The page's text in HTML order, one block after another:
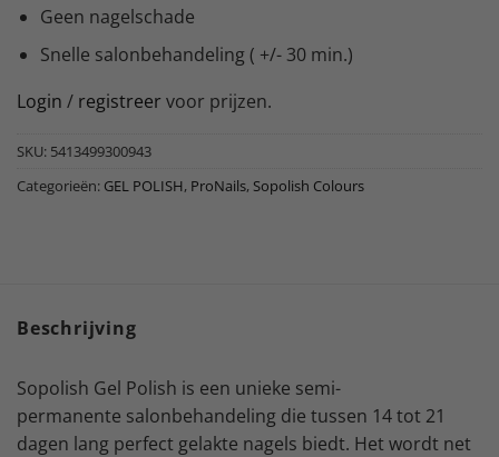
Geen nagelschade
Snelle salonbehandeling ( +/- 30 min.)
Login / registreer voor prijzen.
SKU: 5413499300943
Categorieën: GEL POLISH, ProNails, Sopolish Colours
Beschrijving
Sopolish Gel Polish is een unieke semi-
permanente salonbehandeling die tussen 14 tot 21
dagen lang perfect gelakte nagels biedt. Het wordt net